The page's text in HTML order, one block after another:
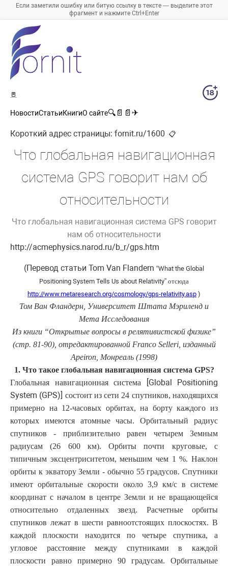
Если заметили ошибку или битую ссылку в тексте — выделите этот
фрагмент и нажмите Ctrl+Enter
🚪
НовостиСтатьиКнигиО сайте🔍 📄 📄 ✈
Короткий адрес страницы: fornit.ru/1600 📋
Что глобальная навигационная
система GPS говорит нам об
относительности
Что глобальная навигационная система GPS говорит
нам об относительности
http://acmephysics.narod.ru/b_r/gps.htm
(Перевод статьи Tom Van Flandern “What the Global
Positioning System Tells Us about Relativity” отсюда
http://www.metaresearch.org/cosmology/gps-relativity.asp )
Том Ван Фландерн, Университет Штата Мэриленд и
Мета Исследования
Из книги “Открытые вопросы в релятивистской физике”
(стр. 81-90), отредактированной Franco Selleri, изданный
Apeiron, Монреаль (1998)
1. Что такое глобальная навигационная система GPS?
Глобальная навигационная система
[Global Positioning
System (GPS)] состоит из сети 24 спутников, находящихся
примерно на 12-часовых орбитах, на борту каждого из
которых имеются атомные часы. Орбитальный радиус
спутников - приблизительно равен четырем Земным
радиусам (26 600 км). Орбиты почти круговые, с
типичным эксцентриситетом, меньшим чем 1 %. Наклон
орбиты к экватору Земли - обычно 55 градусов. Спутники
имеют орбитальные скорости около 3,9 км/с в системе
координат с началом в центре Земли и не вращающейся
относительно отдаленных звезд. Расчетные орбиты
спутников лежат в шести равноотстоящих плоскостях. В
каждой плоскости находится по четыре спутника, а
угловое расстояние между спутниками в каждой
плоскости равно примерно 90 градусам. Орбитальные